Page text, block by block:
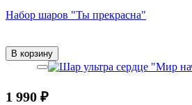
Набор шаров "Ты прекрасна"
В корзину
1 990 ₽